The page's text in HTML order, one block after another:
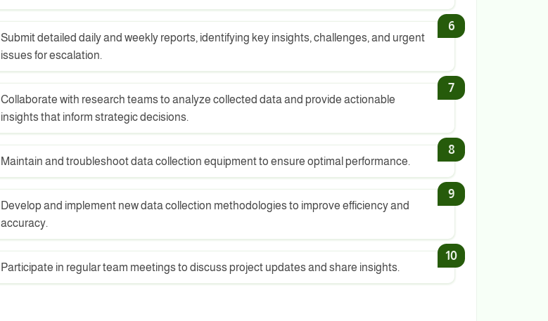
Submit detailed daily and weekly reports, identifying key insights, challenges, and urgent
issues for escalation.
Collaborate with research teams to analyze collected data and provide actionable
insights that inform strategic decisions.
Maintain and troubleshoot data collection equipment to ensure optimal performance.
Develop and implement new data collection methodologies to improve efficiency and
accuracy.
Participate in regular team meetings to discuss project updates and share insights.